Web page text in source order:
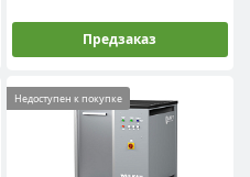
Предзаказ
Недоступен к покупке